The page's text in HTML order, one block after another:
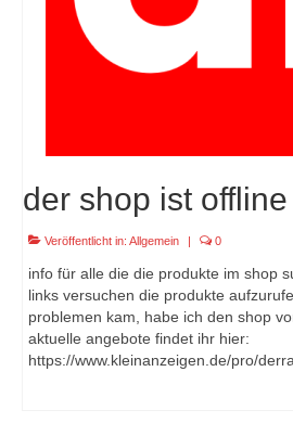
der shop ist offline
Veröffentlicht in: Allgemein 0
info für alle die die produkte im shop
links versuchen die produkte
problemen kam, habe ich den shop
aktuelle angebote findet ihr hier:
https://www.kleinanzeigen.de/pro/